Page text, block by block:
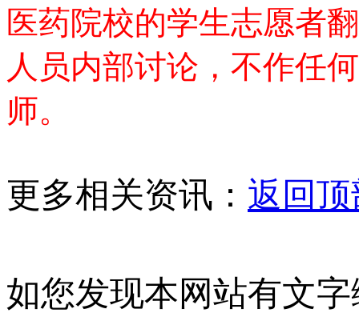
医药院校的学生志愿者
人员内部讨论，不作任
师。
更多相关资讯： 返回顶
如您发现本网站有文